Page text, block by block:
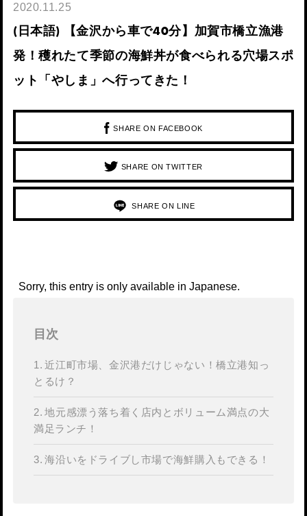
2020.11.25
(日本語) 【金沢から車で40分】加賀市橋立漁港
発！穫れたて季節の海鮮丼が食べられる穴場スポ
ット「やしま」へ行ってきた！
SHARE ON FACEBOOK
SHARE ON TWITTER
SHARE ON LINE
Sorry, this entry is only available in Japanese.
目次
近江町市場、金沢港だけじゃない！橋立港知っ
とるけ？
地元感漂う落ち着く店内とボリューム満点の大
満足ランチ！
海沿いをドライブし市場で海鮮購入もできる！